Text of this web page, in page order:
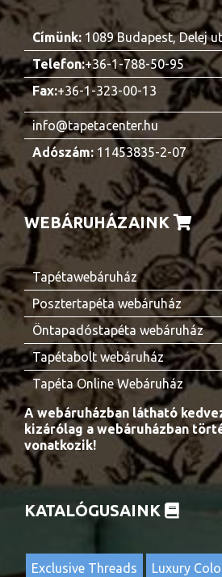
Címünk: 1089 Budapest, Delej
Telefon:+36-1-788-50-95
Fax:+36-1-323-00-13
info@tapetacenter.hu
Adószám:11453835-2-07
WEBÁRUHÁZAINK
Tapétawebáruház
Posztertapéta webáruház
Öntapadóstapéta webáruház
Tapétabolt webáruház
Tapéta Online Webáruház
A webáruházban látható
kizárólag a webáruházban
vonatkozik!
KATALÓGUSAINK
Exclusive Threads Luxury